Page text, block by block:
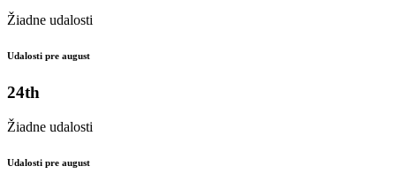
Žiadne udalosti
Udalosti pre august
24th
Žiadne udalosti
Udalosti pre august